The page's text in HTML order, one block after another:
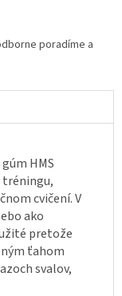
poradíme a
HMS
tréningu,
cvičení. V
ako
pretože
ťahom
svalov,